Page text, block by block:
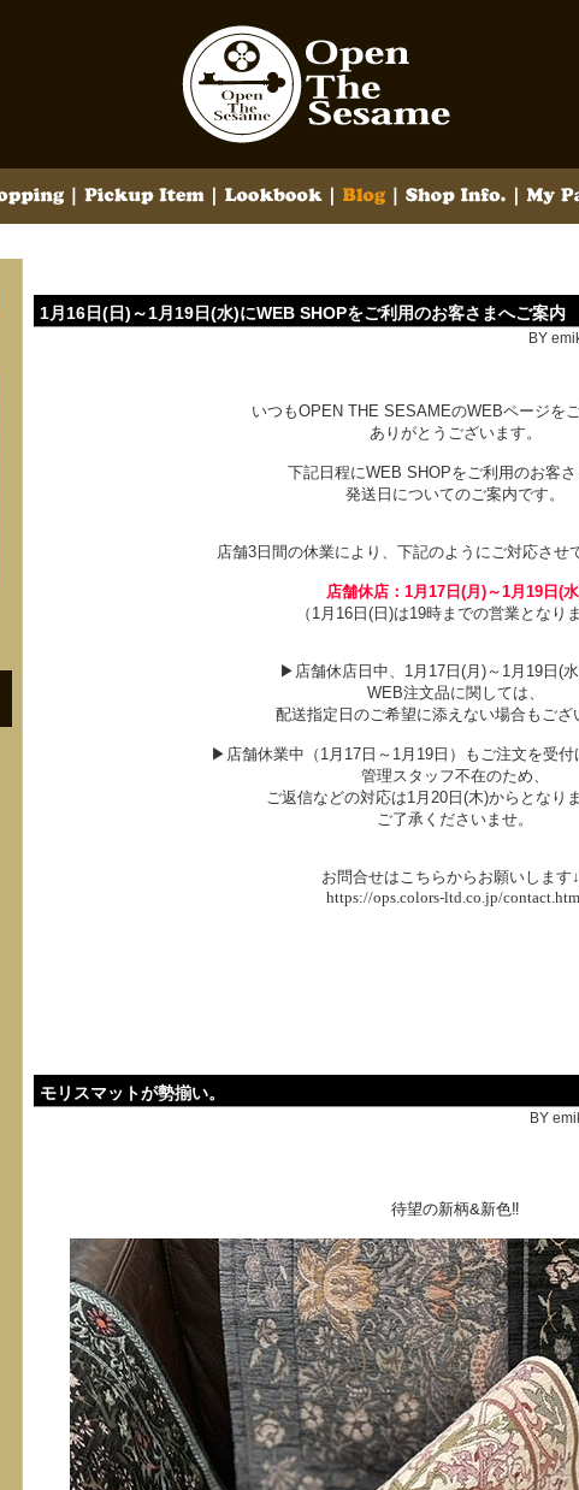
1月16日(日)～1月19日(水)にWEB SHOPをご利用のお客さまへご案内
BY
いつもOPEN THE SESAMEのWEBページを
ありがとうございます。
下記日程にWEB SHOPをご利用のお客さ
発送日についてのご案内です。
店舗3日間の休業により、下記のようにご対応させ
店舗休店：1月17日(月)～1月19日(
（1月16日(日)は19時までの営業となりま
▶店舗休店日中、1月17日(月)～1月19日(
WEB注文品に関しては、
配送指定日のご希望に添えない場合もござ
▶店舗休業中（1月17日～1月19日）もご注文を受付
管理スタッフ不在のため、
ご返信などの対応は1月20日(木)からとなりま
ご了承くださいませ。
お問合せはこちらからお願いします
https://ops.colors-ltd.co.jp/
モリスマットが勢揃い。
BY
待望の新柄&新色‼︎